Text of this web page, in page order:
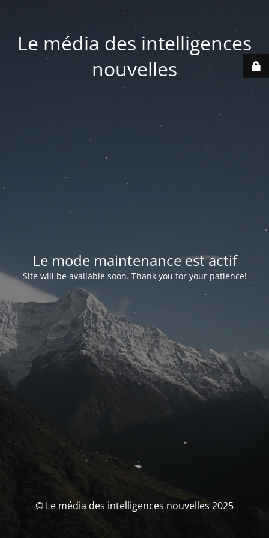
Le média des intelligences
nouvelles
Le mode maintenance est actif
Site will be available soon. Thank you for your patience!
© Le média des intelligences nouvelles 2025